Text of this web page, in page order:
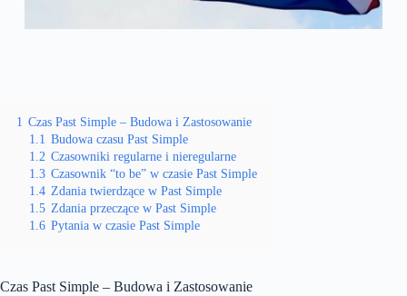
1 Czas Past Simple – Budowa i Zastosowanie
1.1 Budowa czasu Past Simple
1.2 Czasowniki regularne i nieregularne
1.3 Czasownik “to be” w czasie Past Simple
1.4 Zdania twierdzące w Past Simple
1.5 Zdania przeczące w Past Simple
1.6 Pytania w czasie Past Simple
Czas Past Simple – Budowa i Zastosowanie